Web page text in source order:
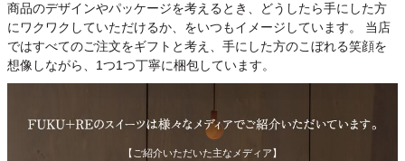
商品のデザインやパッケージを考えるとき、どうしたら手にした方
にワクワクしていただけるか、をいつもイメージしています。 当店
ではすべてのご注文をギフトと考え、手にした方のこぼれる笑顔を
想像しながら、1つ1つ丁寧に梱包しています。
【ご紹介いただいた主なメディア】